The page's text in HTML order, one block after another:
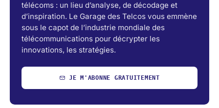
télécoms : un lieu d’analyse, de décodage et
d’inspiration. Le Garage des Telcos vous emmène
sous le capot de l’industrie mondiale des
télécommunications pour décrypter les
innovations, les stratégies.
JE M'ABONNE GRATUITEMENT